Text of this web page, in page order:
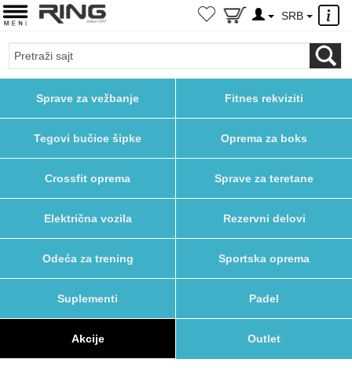
×
SRB
Sprave za vežbanje Fitnes rekviziti
Tegovi bučice šipke Oprema za boks
Crossfit oprema Sprave za teretane
Električna vozila Rezervni delovi
Odeća za trening Sportska oprema
Suplementi Padel
Akcije Outlet